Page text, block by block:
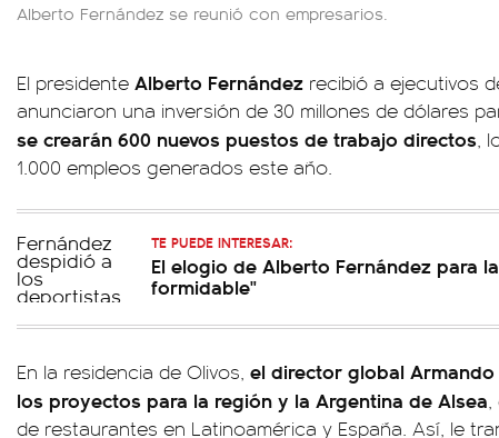
Alberto Fernández se reunió con empresarios.
El presidente Alberto Fernández recibió a ejecutivos
anunciaron una inversión de 30 millones de dólares
se crearán 600 nuevos puestos de trabajo directos,
1.000 empleos generados este año.
TE PUEDE INTERESAR:
El elogio de Alberto Fernández para
formidable"
En la residencia de Olivos, el director global
los proyectos para la región y la Argentina de Alsea,
de restaurantes en Latinoamérica y España. Así, le